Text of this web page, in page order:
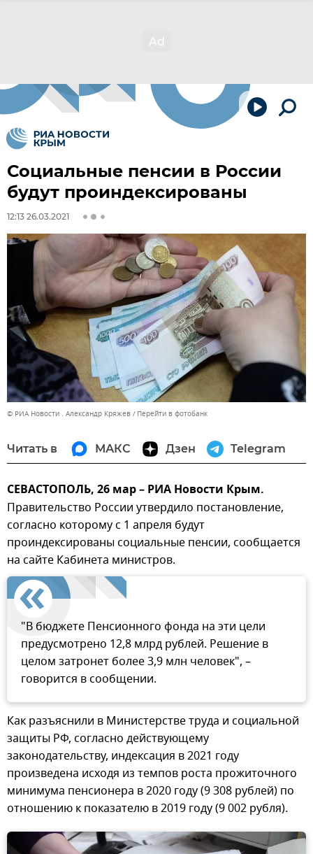
Социальные пенсии в России
будут проиндексированы
12:13 26.03.2021
© РИА Новости . Александр Кряжев Перейти в фотобанк
Читать в МАКС Дзен Telegram
СЕВАСТОПОЛЬ, 26 мар – РИА Новости Крым.
Правительство России утвердило постановление,
согласно которому с 1 апреля будут
проиндексированы социальные пенсии, сообщается
на сайте Кабинета министров.
"В бюджете Пенсионного фонда на эти цели
предусмотрено 12,8 млрд рублей. Решение в
целом затронет более 3,9 млн человек", –
говорится в сообщении.
Как разъяснили в Министерстве труда и социальной
защиты РФ, согласно действующему
законодательству, индексация в 2021 году
произведена исходя из темпов роста прожиточного
минимума пенсионера в 2020 году (9 308 рублей) по
отношению к показателю в 2019 году (9 002 рубля).